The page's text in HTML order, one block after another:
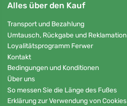
Alles über den Kauf
Transport und Bezahlung
Umtausch, Rückgabe und Reklamation
Loyalitätsprogramm Ferwer
Kontakt
Bedingungen und Konditionen
Über uns
So messen Sie die Länge des Fußes
Erklärung zur Verwendung von Cookies